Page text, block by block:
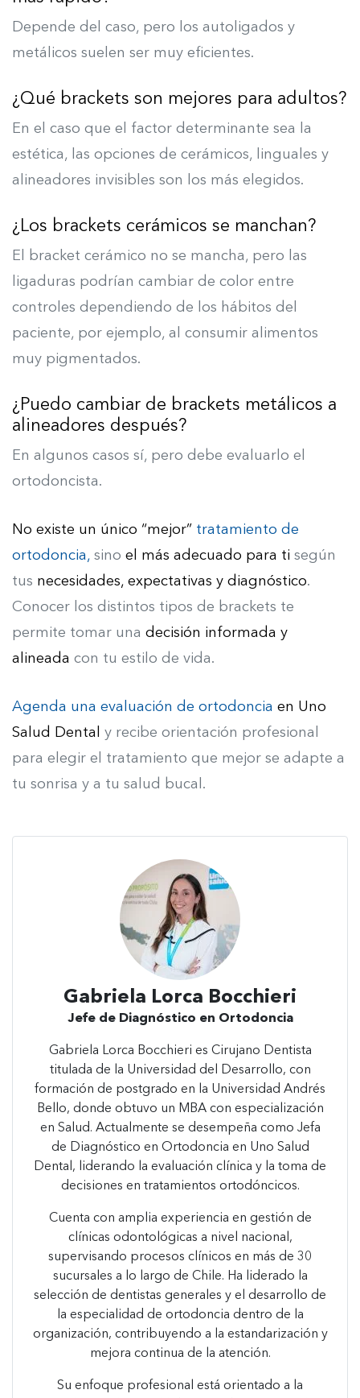
Depende del caso, pero los autoligados y
metálicos suelen ser muy eficientes.
¿Qué brackets son mejores para adultos?
En el caso que el factor determinante sea la
estética, las opciones de cerámicos, linguales y
alineadores invisibles son los más elegidos.
¿Los brackets cerámicos se manchan?
El bracket cerámico no se mancha, pero las
ligaduras podrían cambiar de color entre
controles dependiendo de los hábitos del
paciente, por ejemplo, al consumir alimentos
muy pigmentados.
¿Puedo cambiar de brackets metálicos a
alineadores después?
En algunos casos sí, pero debe evaluarlo el
ortodoncista.
No existe un único “mejor” tratamiento de
ortodoncia, sino el más adecuado para ti según
tus necesidades, expectativas y diagnóstico.
Conocer los distintos tipos de brackets te
permite tomar una decisión informada y
alineada con tu estilo de vida.
Agenda una evaluación de ortodoncia en Uno
Salud Dental
y recibe orientación profesional
para elegir el tratamiento que mejor se adapte a
tu sonrisa y a tu salud bucal.
Gabriela Lorca Bocchieri
Jefe de Diagnóstico en Ortodoncia
Gabriela Lorca Bocchieri es Cirujano Dentista
titulada de la Universidad del Desarrollo, con
formación de postgrado en la Universidad Andrés
Bello, donde obtuvo un MBA con especialización
en Salud. Actualmente se desempeña como Jefa
de Diagnóstico en Ortodoncia en Uno Salud
Dental, liderando la evaluación clínica y la toma de
decisiones en tratamientos ortodóncicos.
Cuenta con amplia experiencia en gestión de
clínicas odontológicas a nivel nacional,
supervisando procesos clínicos en más de 30
sucursales a lo largo de Chile. Ha liderado la
selección de dentistas generales y el desarrollo de
la especialidad de ortodoncia dentro de la
organización, contribuyendo a la estandarización y
mejora continua de la atención.
Su enfoque profesional está orientado a la